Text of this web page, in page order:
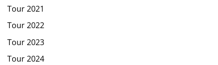
Tour 2021
Tour 2022
Tour 2023
Tour 2024